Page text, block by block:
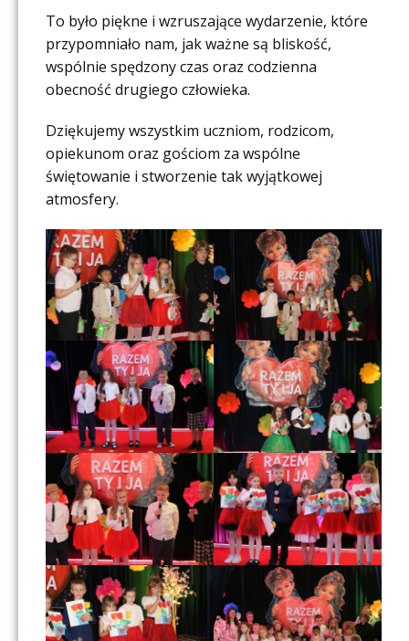
To było piękne i wzruszające wydarzenie, które
przypomniało nam, jak ważne są bliskość,
wspólnie spędzony czas oraz codzienna
obecność drugiego człowieka.
Dziękujemy wszystkim uczniom, rodzicom,
opiekunom oraz gościom za wspólne
świętowanie i stworzenie tak wyjątkowej
atmosfery.